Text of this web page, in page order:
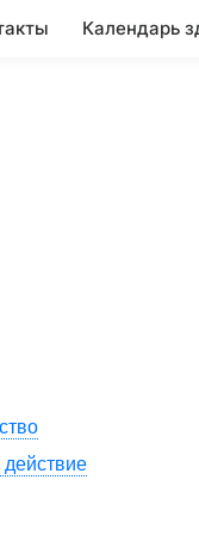
Календарь